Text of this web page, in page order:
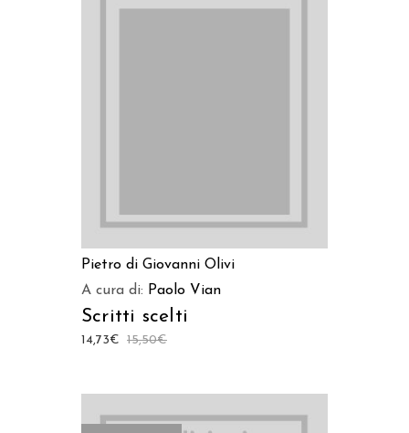
Pietro di Giovanni Olivi
A cura di: Paolo Vian
Scritti scelti
15,50€
14,73€